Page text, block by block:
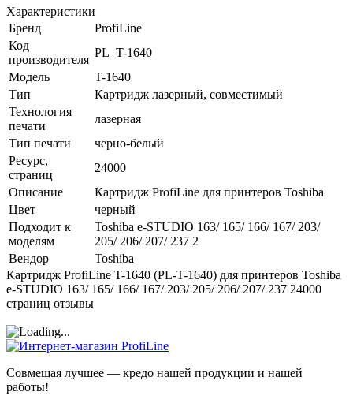
Характеристики
Бренд
ProfiLine
Код
производителя
PL_T-1640
Модель
T-1640
Тип
Картридж лазерный, совместимый
Технология
печати
лазерная
Тип печати
черно-белый
Ресурс,
страниц
24000
Описание
Картридж ProfiLine для принтеров Toshiba
Цвет
черный
Подходит к
моделям
Toshiba e-STUDIO 163/ 165/ 166/ 167/ 203/
205/ 206/ 207/ 237 2
Вендор
Toshiba
Картридж ProfiLine T-1640 (PL-T-1640) для принтеров Toshiba
e-STUDIO 163/ 165/ 166/ 167/ 203/ 205/ 206/ 207/ 237 24000
страниц отзывы
Совмещая лучшее — кредо нашей продукции и нашей
работы!